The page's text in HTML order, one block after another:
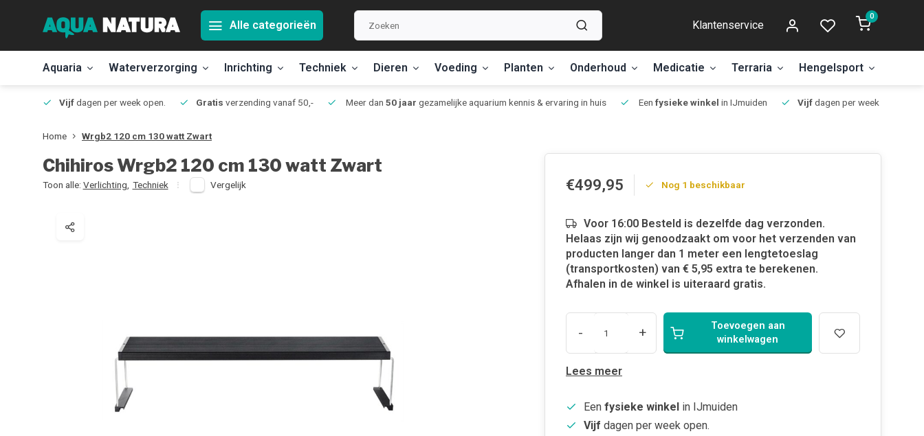
Alle categorieën Klantenservice
0
Aquaria Waterverzorging Inrichting Techniek Dieren Voeding Planten Onderhoud Medicatie Terraria Hengelsport
Vijfdagen per week open. Gratis verzending vanaf 50,- Meer dan 50 jaar gezamelijke aquarium kennis & ervaring in huis Een fysieke winkel in IJmuiden Vijfdagen per week open.
Home Wrgb2 120 cm 130 watt Zwart
ChihirosWrgb2 120 cm 130 watt Zwart
Toon alle: Verlichting Techniek Vergelijk €499,95 Nog 1 beschikbaar
Voor 16:00 Besteld is dezelfde dag verzonden.
Helaas zijn wij genoodzaakt om voor het verzenden van
producten langer dan 1 meter een lengtetoeslag
(transportkosten) van € 5,95 extra te berekenen.
Afhalen in de winkel is uiteraard gratis.
- +
Toevoegen aan
winkelwagen
Lees meer
Een fysieke winkel in IJmuiden
Vijf dagen per week open.